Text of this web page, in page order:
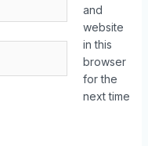
and
website
in this
browser
for the
next time